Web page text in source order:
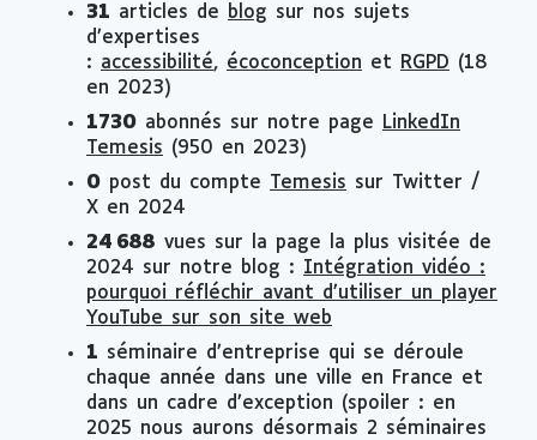
31 articles de blog sur nos sujets
d’expertises
: accessibilité, écoconception et RGPD (18
en 2023)
1730 abonnés sur notre page LinkedIn
Temesis (950 en 2023)
0 post du compte Temesis sur Twitter /
X en 2024
24 688 vues sur la page la plus visitée de
2024 sur notre blog : Intégration vidéo :
pourquoi réfléchir avant d’utiliser un player
YouTube sur son site web
1 séminaire d’entreprise qui se déroule
chaque année dans une ville en France et
dans un cadre d’exception (spoiler : en
2025 nous aurons désormais 2 séminaires